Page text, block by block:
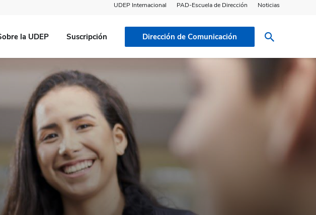
UDEP Internacional PAD-Escuela de Dirección Noticias
la UDEP Suscripción Dirección de Comunicación